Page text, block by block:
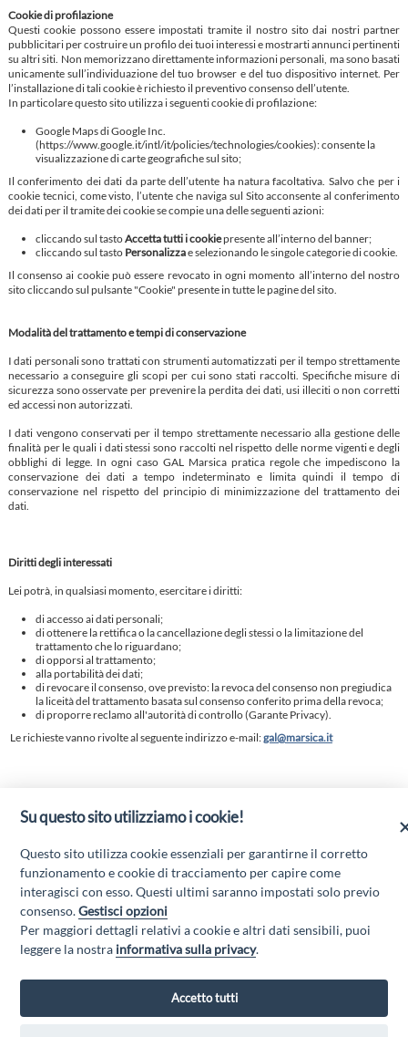
Cookie di profilazione
Questi cookie possono essere impostati tramite il nostro sito dai nostri partner
pubblicitari per costruire un profilo dei tuoi interessi e mostrarti annunci pertinenti
su altri siti. Non memorizzano direttamente informazioni personali, ma sono basati
unicamente sull’individuazione del tuo browser e del tuo dispositivo internet. Per
l’installazione di tali cookie è richiesto il preventivo consenso dell’utente.
In particolare questo sito utilizza i seguenti cookie di profilazione:
Google Maps di Google Inc.
(https://www.google.it/intl/it/policies/technologies/cookies): consente la
visualizzazione di carte geografiche sul sito;
Il conferimento dei dati da parte dell’utente ha natura facoltativa. Salvo che per i
cookie tecnici, come visto, l’utente che naviga sul Sito acconsente al conferimento
dei dati per il tramite dei cookie se compie una delle seguenti azioni:
cliccando sul tastoAccetta tutti i cookiepresente all’interno del banner;
cliccando sul tasto Personalizzae selezionando le singole categorie di cookie.
Il consenso ai cookie può essere revocato in ogni momento all’interno del nostro
sito cliccando sul pulsante "Cookie" presente in tutte le pagine del sito.
Modalità del trattamento e tempi di conservazione
I dati personali sono trattati con strumenti automatizzati per il tempo strettamente
necessario a conseguire gli scopi per cui sono stati raccolti. Specifiche misure di
sicurezza sono osservate per prevenire la perdita dei dati, usi illeciti o non corretti
ed accessi non autorizzati.
I dati vengono conservati per il tempo strettamente necessario alla gestione delle
finalità per le quali i dati stessi sono raccolti nel rispetto delle norme vigenti e degli
obblighi di legge. In ogni caso GAL Marsica pratica regole che impediscono la
conservazione dei dati a tempo indeterminato e limita quindi il tempo di
conservazione nel rispetto del principio di minimizzazione del trattamento dei
dati.
Diritti degli interessati
Lei potrà, in qualsiasi momento, esercitare i diritti:
di accesso ai dati personali;
di ottenere la rettifica o la cancellazione degli stessi o la limitazione del
trattamento che lo riguardano;
di opporsi al trattamento;
alla portabilità dei dati;
di revocare il consenso, ove previsto: la revoca del consenso non pregiudica
la liceità del trattamento basata sul consenso conferito prima della revoca;
di proporre reclamo all'autorità di controllo (Garante Privacy).
Le richieste vanno rivolte al seguente indirizzo e-mail:gal@marsica.it
La presente informativa è resa per il presente sito, e non per altri collegati tramite
normativo “GDPR” REGOLAMENTO (UE) 2016/679. Si invita l’utente a visitare il
sito
https://eur-lex.europa.eu/legal-content/IT/TXT/HTML/?
uri=CELEX:32016R0679&from=IT
“Attività cofinanziate dal PSR 2014/2020 Abruzzo - mis. 19 PSL La Terra dei
M@rsi - Fondo FEASR; Sottomisura 19.2; Tipologia di intervento 19.2.1
Su questo sito utilizziamo i cookie!
Questo sito utilizza cookie essenziali per garantirne il corretto
funzionamento e cookie di tracciamento per capire come
interagisci con esso. Questi ultimi saranno impostati solo previo
consenso.Gestisci opzioni
Per maggiori dettagli relativi a cookie e altri dati sensibili, puoi
leggere la nostra informativa sulla privacy.
Accetto tutti